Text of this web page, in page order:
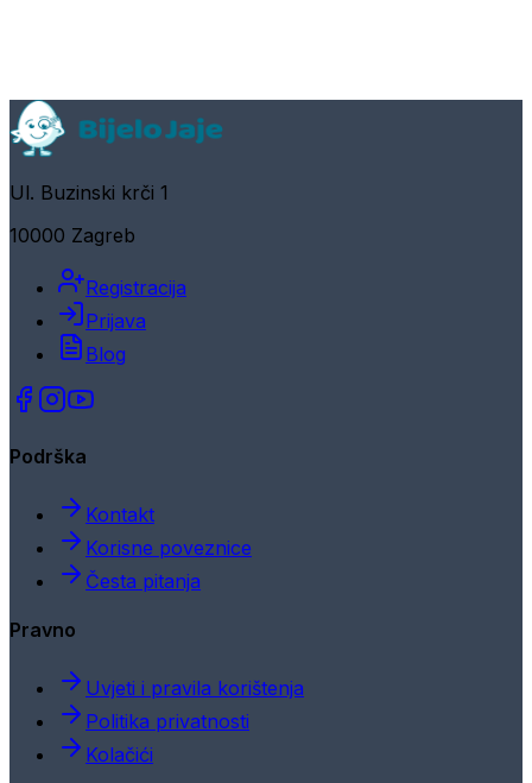
Ul. Buzinski krči 1
10000 Zagreb
Registracija
Prijava
Blog
Podrška
Kontakt
Korisne poveznice
Česta pitanja
Pravno
Uvjeti i pravila korištenja
Politika privatnosti
Kolačići